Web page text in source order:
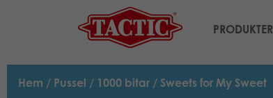
PRODUKTER
Hem / Pussel / 1000 bitar / Sweets for My Sweet